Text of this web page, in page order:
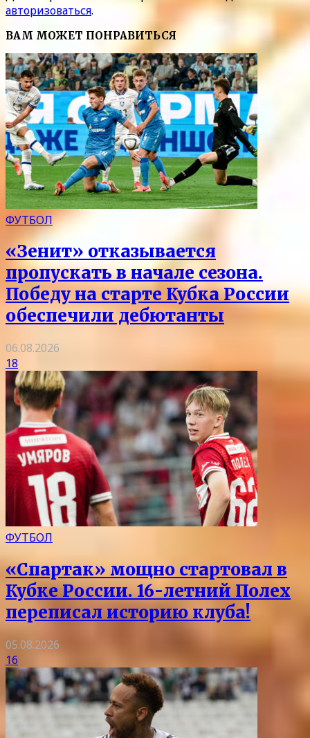
авторизоваться.
ВАМ МОЖЕТ ПОНРАВИТЬСЯ
ФУТБОЛ
«Зенит» отказывается
пропускать в начале сезона.
Победу на старте Кубка России
обеспечили дебютанты
06.08.2026
18
ФУТБОЛ
«Спартак» мощно стартовал в
Кубке России. 16-летний Полех
переписал историю клуба!
05.08.2026
16